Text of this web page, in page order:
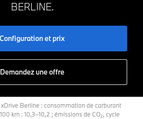
BERLINE.
Configuration et prix
Demandez une offre
Berline : consommation de carburant
km : 10,3–10,2 ; émissions de CO₂, cycle